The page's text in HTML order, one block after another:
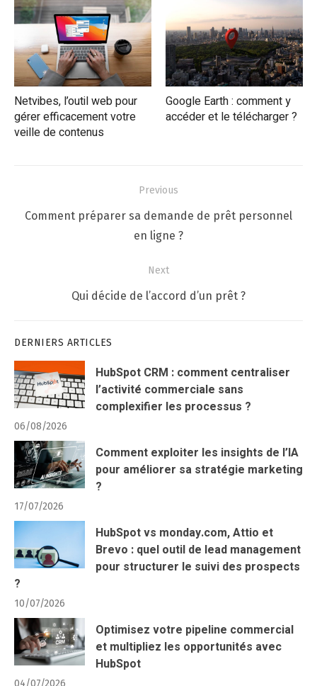
Netvibes, l’outil web pour
gérer efficacement votre
veille de contenus
Google Earth : comment y
accéder et le télécharger ?
de
Previous
Previous
Comment préparer sa demande de prêt personnel
en ligne ?
Next
Next
Qui décide de l’accord d’un prêt ?
DERNIERS ARTICLES
HubSpot CRM : comment centraliser
l’activité commerciale sans
complexifier les processus ?
06/08/2026
Comment exploiter les insights de l’IA
pour améliorer sa stratégie marketing
?
17/07/2026
HubSpot vs monday.com, Attio et
Brevo : quel outil de lead management
pour structurer le suivi des prospects
?
10/07/2026
Optimisez votre pipeline commercial
et multipliez les opportunités avec
HubSpot